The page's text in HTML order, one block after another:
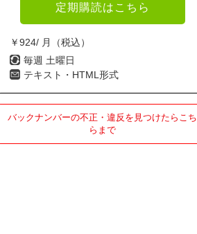
定期購読はこちら
￥924/ 月（税込）
毎週 土曜日
テキスト・HTML形式
バックナンバーの不正・違反を見つけたらこち
らまで